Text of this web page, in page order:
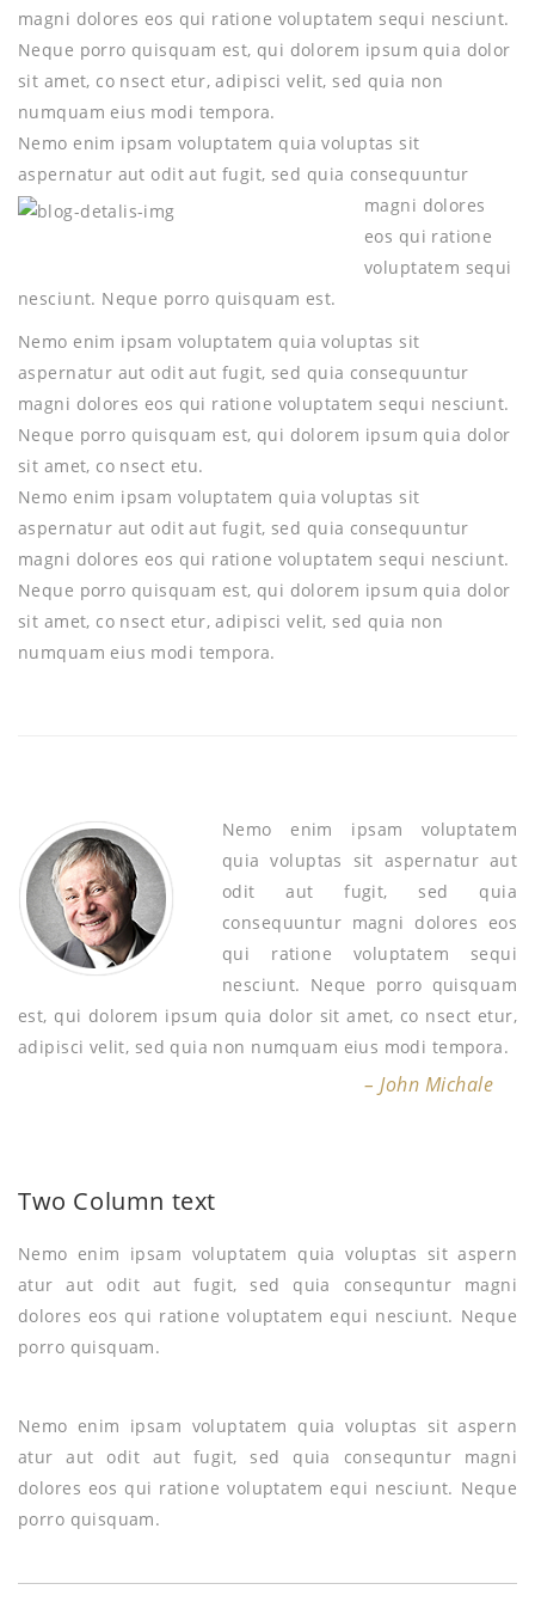
magni dolores eos qui ratione voluptatem sequi nesciunt.
Neque porro quisquam est, qui dolorem ipsum quia dolor
sit amet, co nsect etur, adipisci velit, sed quia non
numquam eius modi tempora.
Nemo enim ipsam voluptatem quia voluptas sit
aspernatur aut odit aut fugit, sed quia consequuntur
magni dolores
eos qui ratione
voluptatem sequi
nesciunt. Neque porro quisquam est.
Nemo enim ipsam voluptatem quia voluptas sit
aspernatur aut odit aut fugit, sed quia consequuntur
magni dolores eos qui ratione voluptatem sequi nesciunt.
Neque porro quisquam est, qui dolorem ipsum quia dolor
sit amet, co nsect etu.
Nemo enim ipsam voluptatem quia voluptas sit
aspernatur aut odit aut fugit, sed quia consequuntur
magni dolores eos qui ratione voluptatem sequi nesciunt.
Neque porro quisquam est, qui dolorem ipsum quia dolor
sit amet, co nsect etur, adipisci velit, sed quia non
numquam eius modi tempora.
Nemo enim ipsam voluptatem
quia voluptas sit aspernatur aut
odit aut fugit, sed quia
consequuntur magni dolores eos
qui ratione voluptatem sequi
nesciunt. Neque porro quisquam
est, qui dolorem ipsum quia dolor sit amet, co nsect etur,
adipisci velit, sed quia non numquam eius modi tempora.
– John Michale
Two Column text
Nemo enim ipsam voluptatem quia voluptas sit aspern
atur aut odit aut fugit, sed quia consequntur magni
dolores eos qui ratione voluptatem equi nesciunt. Neque
porro quisquam.
Nemo enim ipsam voluptatem quia voluptas sit aspern
atur aut odit aut fugit, sed quia consequntur magni
dolores eos qui ratione voluptatem equi nesciunt. Neque
porro quisquam.